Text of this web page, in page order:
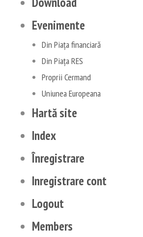
Evenimente
Din Piața financiară
Din Piața RES
Proprii Cermand
Uniunea Europeana
Hartă site
Index
Înregistrare
Inregistrare cont
Logout
Members